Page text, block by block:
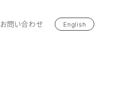
お問い合わせ English